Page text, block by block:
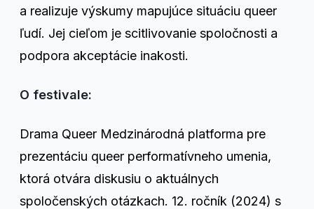
a realizuje výskumy mapujúce situáciu queer
ľudí. Jej cieľom je scitlivovanie spoločnosti a
podpora akceptácie inakosti.
O festivale:
Drama Queer Medzinárodná platforma pre
prezentáciu queer performatívneho umenia,
ktorá otvára diskusiu o aktuálnych
spoločenských otázkach. 12. ročník (2024) s